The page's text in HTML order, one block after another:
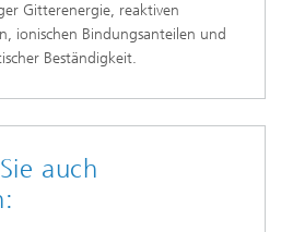
Gitterenergie, reaktiven
ionischen Bindungsanteilen und
Beständigkeit.
auch